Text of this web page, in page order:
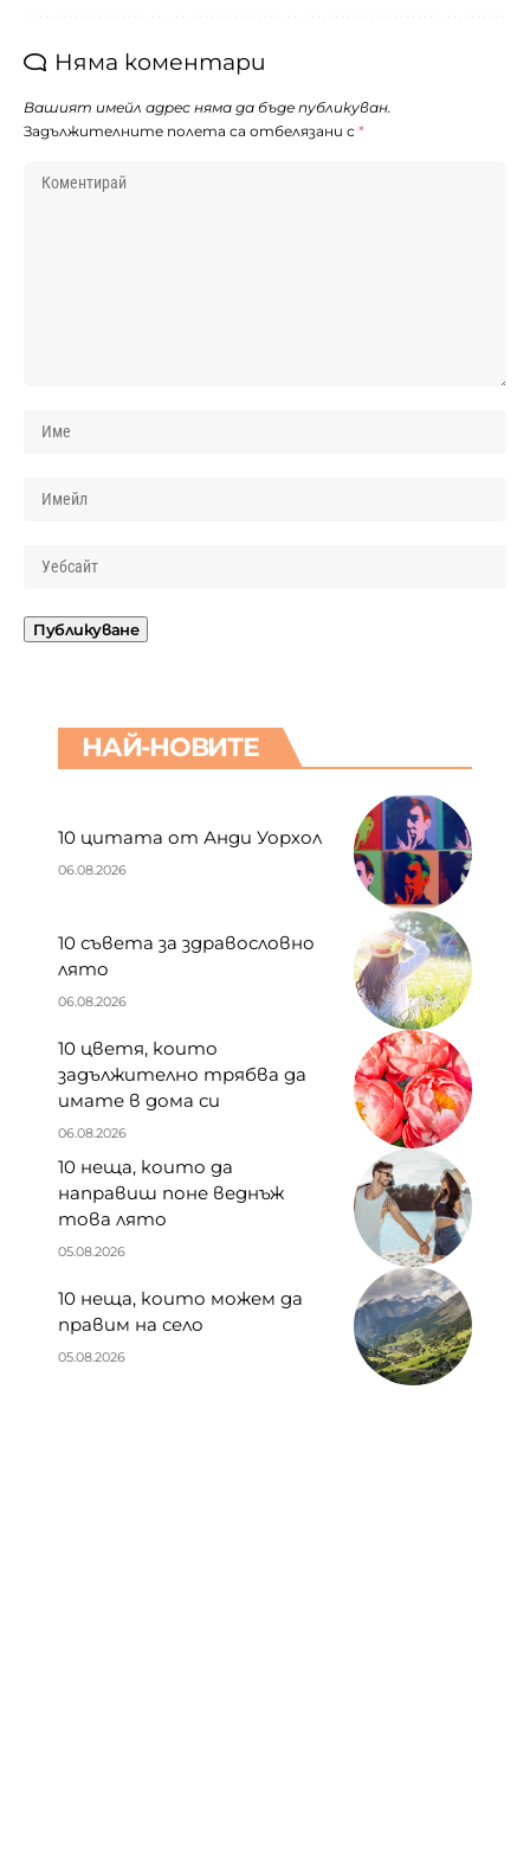
Няма коментари
Вашият имейл адрес няма да бъде публикуван.
Задължителните полета са отбелязани с *
НАЙ-НОВИТЕ
10 цитата от Анди Уорхол
06.08.2026
10 съвета за здравословно
лято
06.08.2026
10 цветя, които
задължително трябва да
имате в дома си
06.08.2026
10 неща, които да
направиш поне веднъж
това лято
05.08.2026
10 неща, които можем да
правим на село
05.08.2026